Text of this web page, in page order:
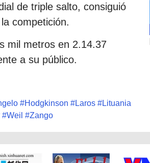
de triple salto, consiguió
competición.
mil metros en 2.14.37
a su público.
#Hodgkinson #Laros #Lituania
#Weil #Zango